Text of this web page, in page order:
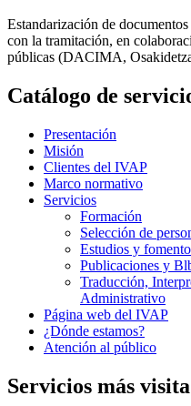
Estandarización de
con la tramitación, en
públicas (DACIMA,
Catálogo de
Presentación
Misión
Clientes del IVAP
Marco normativo
Servicios
Formación
Selección de
Estudios y
Publicaciones y
Traducción,
Administrativo
Página web del IVAP
¿Dónde estamos?
Atención al público
Servicios más